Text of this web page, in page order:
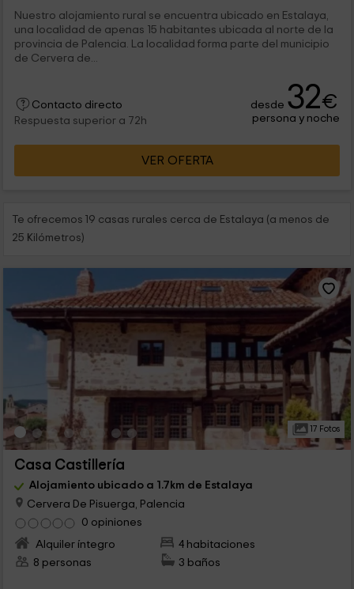
Nuestro alojamiento rural se encuentra ubicado en Estalaya,
una localidad de apenas 15 habitantes ubicada al norte de la
provincia de Palencia. La localidad forma parte del municipio
de Cervera de...
Contacto directo
Respuesta superior a 72h
desde 32€
persona y noche
VER OFERTA
Te ofrecemos 19 casas rurales cerca de Estalaya (a menos de
25 Kilómetros)
17 Fotos
Casa Castillería
Alojamiento ubicado a 1.7km de Estalaya
Cervera De Pisuerga, Palencia
0 opiniones
Alquiler íntegro
4 habitaciones
8 personas
3 baños